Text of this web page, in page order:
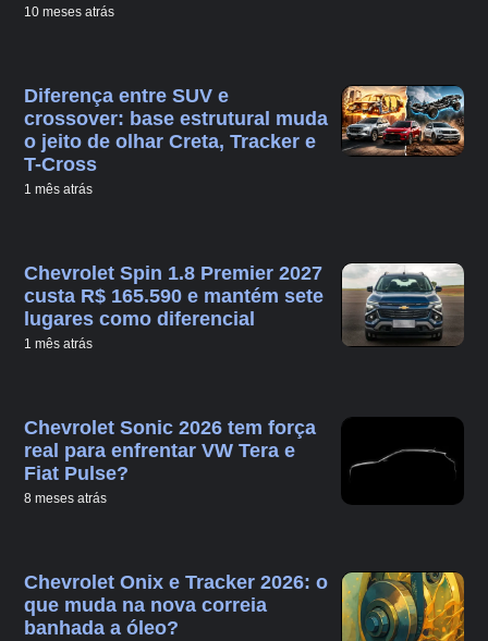
10 meses atrás
Diferença entre SUV e
crossover: base estrutural muda
o jeito de olhar Creta, Tracker e
T-Cross
1 mês atrás
Chevrolet Spin 1.8 Premier 2027
custa R$ 165.590 e mantém sete
lugares como diferencial
1 mês atrás
Chevrolet Sonic 2026 tem força
real para enfrentar VW Tera e
Fiat Pulse?
8 meses atrás
Chevrolet Onix e Tracker 2026: o
que muda na nova correia
banhada a óleo?